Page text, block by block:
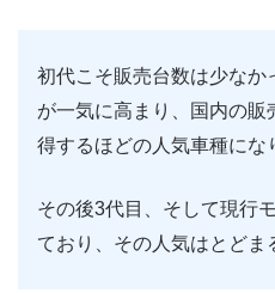
初代こそ販売台数は少な
が一気に高まり、国内の
得するほどの人気車種にな
その後3代目、そして現行
ており、その人気はとどま